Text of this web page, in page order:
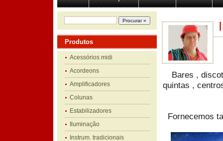
Produtos
Acessórios midi
Acordeons
Amplificadores
Colunas
Estabilizadores
Iluminação
Instrum. tradicionais
Bares ,
quintas ,
Fornecemos